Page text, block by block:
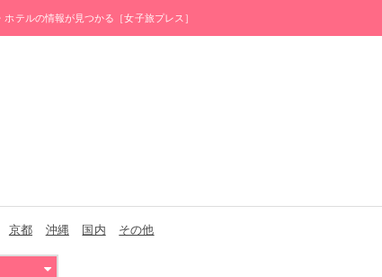
テルの情報が見つかる［女子旅プレス］
京都 沖縄 国内 その他